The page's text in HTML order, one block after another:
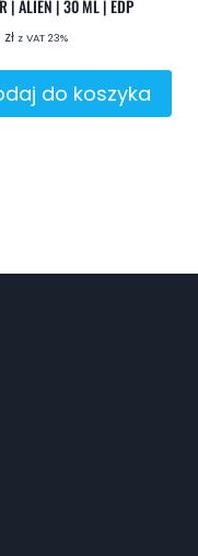
| ALIEN | 30 ML | EDP
zł z VAT 23%
do koszyka